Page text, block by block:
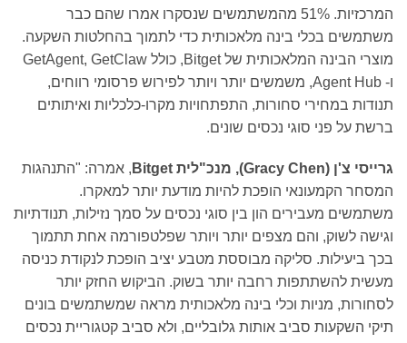
המרכזיות. 51% מהמשתמשים שנסקרו אמרו שהם כבר
בכלי בינה מלאכותית כדי לתמוך בהחלטות השקעה.
מוצרי הבינה המלאכותית של Bitget, כולל GetAgent, GetClaw
ו- Agent Hub, משמשים יותר ויותר לפירוש פרסומי רווחים,
במחירי סחורות, התפתחויות מקרו-כלכליות ואיתותים
פני סוגי נכסים שונים.
צ'ן (Gracy Chen ), מנכ"ליתBitget, אמרה: "התנהגות
הופכת להיות מודעת יותר למאקרו.
מעבירים הון בין סוגי נכסים על סמך נזילות, תנודתיות
והם מצפים יותר ויותר שפלטפורמה אחת תתמוך
סליקה מבוססת מטבע יציב הופכת לנקודת כניסה
רחבה יותר בשוק. הביקוש החזק יותר
מניות וכלי בינה מלאכותית מראה שמשתמשים בונים
סביב אותות גלובליים, ולא סביב קטגוריית נכסים